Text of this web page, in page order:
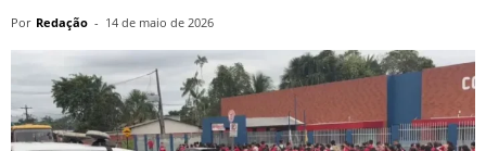
Por Redação - 14 de maio de 2026